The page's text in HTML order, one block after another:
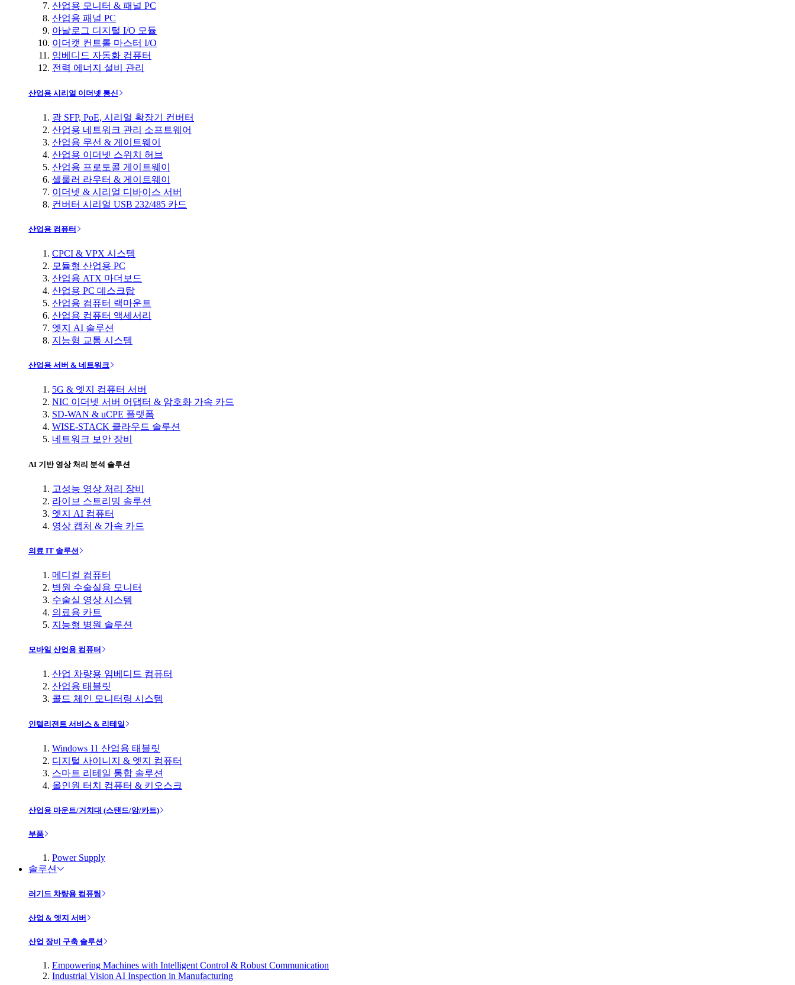
산업용 모니터 & 패널 PC
산업용 패널 PC
아날로그 디지털 I/O 모듈
이더캣 컨트롤 마스터 I/O
임베디드 자동화 컴퓨터
전력 에너지 설비 관리
산업용 시리얼 이더넷 통신
광 SFP, PoE, 시리얼 확장기 컨버터
산업용 네트워크 관리 소프트웨어
산업용 무선 & 게이트웨이
산업용 이더넷 스위치 허브
산업용 프로토콜 게이트웨이
셀룰러 라우터 & 게이트웨이
이더넷 & 시리얼 디바이스 서버
컨버터 시리얼 USB 232/485 카드
산업용 컴퓨터
CPCI & VPX 시스템
모듈형 산업용 PC
산업용 ATX 마더보드
산업용 PC 데스크탑
산업용 컴퓨터 랙마운트
산업용 컴퓨터 액세서리
엣지 AI 솔루션
지능형 교통 시스템
산업용 서버 & 네트워크
5G & 엣지 컴퓨터 서버
NIC 이더넷 서버 어댑터 & 암호화 가속 카드
SD-WAN & uCPE 플랫폼
WISE-STACK 클라우드 솔루션
네트워크 보안 장비
AI 기반 영상 처리 분석 솔루션
고성능 영상 처리 장비
라이브 스트리밍 솔루션
엣지 AI 컴퓨터
영상 캡처 & 가속 카드
의료 IT 솔루션
메디컬 컴퓨터
병원 수술실용 모니터
수술실 영상 시스템
의료용 카트
지능형 병원 솔루션
모바일 산업용 컴퓨터
산업 차량용 임베디드 컴퓨터
산업용 태블릿
콜드 체인 모니터링 시스템
인텔리전트 서비스 & 리테일
Windows 11 산업용 태블릿
디지털 사이니지 & 엣지 컴퓨터
스마트 리테일 통합 솔루션
올인원 터치 컴퓨터 & 키오스크
산업용 마운트/거치대 (스탠드/암/카트)
부품
Power Supply
솔루션
러기드 차량용 컴퓨팅
산업 & 엣지 서버
산업 장비 구축 솔루션
Empowering Machines with Intelligent Control & Robust Communication
Industrial Vision AI Inspection in Manufacturing